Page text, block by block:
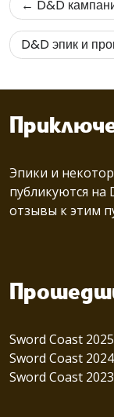
по
записям
D&D
D&D эпик и
Эпики и
публикуются на
отзывы к этим
Sword Coast 2025
Sword Coast 2024
Sword Coast 2023